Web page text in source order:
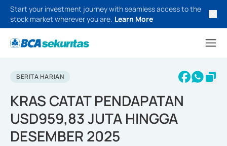
Start your investment journey with seamless access to the
stock market wherever you are. Learn More
BERITA HARIAN
KRAS CATAT PENDAPATAN
USD959,83 JUTA HINGGA
DESEMBER 2025